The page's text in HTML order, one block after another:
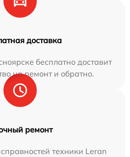
доставка
бесплатно доставит
на ремонт и обратно.
ремонт
техники Leran